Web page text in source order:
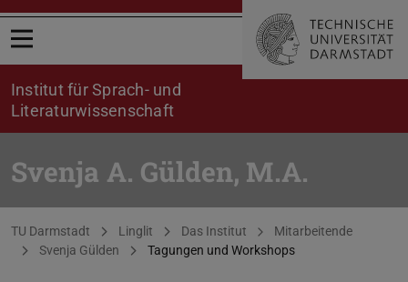
Menü öffnen
Institut für Sprach- und
Literaturwissenschaft
Svenja A. Gülden, M.A.
Sie befinden sich hier:
TU Darmstadt Linglit Das Institut
Mitarbeitende
Svenja Gülden
Tagungen und Workshops